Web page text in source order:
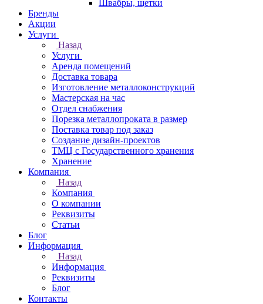
Швабры, щетки
Бренды
Акции
Услуги
Назад
Услуги
Аренда помещений
Доставка товара
Изготовление металлоконструкций
Мастерская на час
Отдел снабжения
Порезка металлопроката в размер
Поставка товар под заказ
Создание дизайн-проектов
ТМЦ с Государственного хранения
Хранение
Компания
Назад
Компания
О компании
Реквизиты
Статьи
Блог
Информация
Назад
Информация
Реквизиты
Блог
Контакты